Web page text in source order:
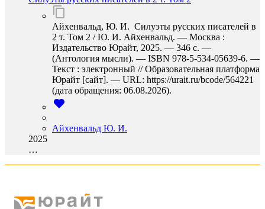
Айхенвальд, Ю. И. Силуэты русских писателей в
2 т. Том 2 / Ю. И. Айхенвальд. — Москва :
Издательство Юрайт, 2025. — 346 с. —
(Антология мысли). — ISBN 978-5-534-05639-6. —
Текст : электронный // Образовательная платформа
Юрайт [сайт]. — URL: https://urait.ru/bcode/564221
(дата обращения: 06.08.2026).
Айхенвальд Ю. И.
2025
…